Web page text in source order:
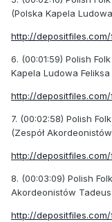
(Polska Kapela
http://
6. (00:01:59) Polish
Kapela Ludowa
http://
7. (00:02:58) Polish
(Zespół
http://
8. (00:03:09) Polish
Akordeonistów
http://